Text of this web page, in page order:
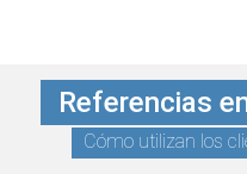
Referencias
Cómo utilizan los